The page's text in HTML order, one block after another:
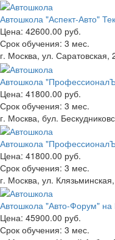
Автошкола "Аспект-Авто"
Цена: 42600.00 руб.
Срок обучения: 3 мес.
г. Москва, ул. Саратовская,
Автошкола
Цена: 41800.00 руб.
Срок обучения: 3 мес.
г. Москва, бул.
Автошкола
Цена: 41800.00 руб.
Срок обучения: 3 мес.
г. Москва, ул.
Автошкола "Авто-Форум"
Цена: 45900.00 руб.
Срок обучения: 3 мес.